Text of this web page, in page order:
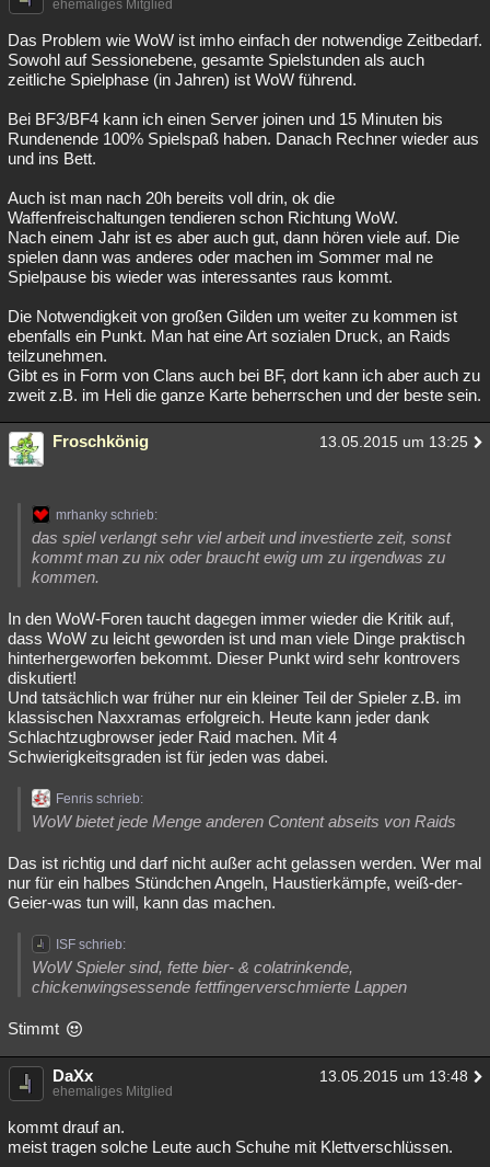
ehemaliges Mitglied
Das Problem wie WoW ist imho einfach der notwendige Zeitbedarf.
Sowohl auf Sessionebene, gesamte Spielstunden als auch
zeitliche Spielphase (in Jahren) ist WoW führend.
Bei BF3/BF4 kann ich einen Server joinen und 15 Minuten bis
Rundenende 100% Spielspaß haben. Danach Rechner wieder aus
und ins Bett.
Auch ist man nach 20h bereits voll drin, ok die
Waffenfreischaltungen tendieren schon Richtung WoW.
Nach einem Jahr ist es aber auch gut, dann hören viele auf. Die
spielen dann was anderes oder machen im Sommer mal ne
Spielpause bis wieder was interessantes raus kommt.
Die Notwendigkeit von großen Gilden um weiter zu kommen ist
ebenfalls ein Punkt. Man hat eine Art sozialen Druck, an Raids
teilzunehmen.
Gibt es in Form von Clans auch bei BF, dort kann ich aber auch zu
zweit z.B. im Heli die ganze Karte beherrschen und der beste sein.
Froschkönig 13.05.2015 um 13:25
mrhanky schrieb:
das spiel verlangt sehr viel arbeit und investierte zeit, sonst
kommt man zu nix oder braucht ewig um zu irgendwas zu
kommen.
In den WoW-Foren taucht dagegen immer wieder die Kritik auf,
dass WoW zu leicht geworden ist und man viele Dinge praktisch
hinterhergeworfen bekommt. Dieser Punkt wird sehr kontrovers
diskutiert!
Und tatsächlich war früher nur ein kleiner Teil der Spieler z.B. im
klassischen Naxxramas erfolgreich. Heute kann jeder dank
Schlachtzugbrowser jeder Raid machen. Mit 4
Schwierigkeitsgraden ist für jeden was dabei.
Fenris schrieb:
WoW bietet jede Menge anderen Content abseits von Raids
Das ist richtig und darf nicht außer acht gelassen werden. Wer mal
nur für ein halbes Stündchen Angeln, Haustierkämpfe, weiß-der-
Geier-was tun will, kann das machen.
ISF schrieb:
WoW Spieler sind, fette bier- & colatrinkende,
chickenwingsessende fettfingerverschmierte Lappen
Stimmt
DaXx 13.05.2015 um 13:48
ehemaliges Mitglied
kommt drauf an.
meist tragen solche Leute auch Schuhe mit Klettverschlüssen.